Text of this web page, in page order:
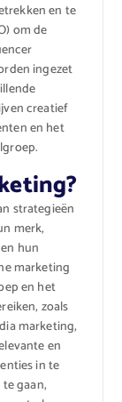
en te
om de
ingezet
creatief
en het
strategieën
merk,
hun
marketing
en het
zoals
marketing,
en
in te
gaan,